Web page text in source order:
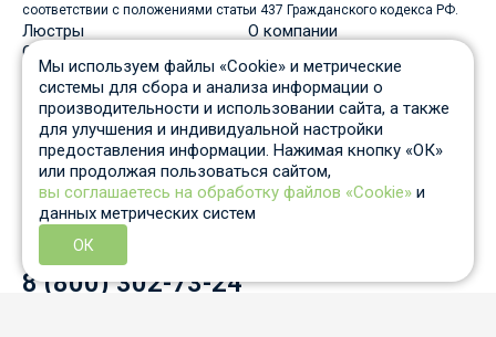
соответствии с положениями статьи 437 Гражданского кодекса РФ.
Люстры
О компании
Светильники
Бра
Оплата
Торшеры
Скидки
Споты
Вопрос-ответ
Настольные лампы
Гарантия и возврат
Уличные светильники
Статьи
Трековые системы
Отзывы
Пн-Пт: c 10 до 19 по Москве
Отдел продаж
8 931 210-53-05
Контактный телефон
8 (800) 302-73-24
Мы используем файлы «Cookie» и метрические
системы для сбора и анализа информации о
производительности и использовании сайта, а также
для улучшения и индивидуальной настройки
предоставления информации. Нажимая кнопку «ОК»
или продолжая пользоваться сайтом,
вы соглашаетесь на обработку файлов «Cookie» и
данных метрических систем
ОК